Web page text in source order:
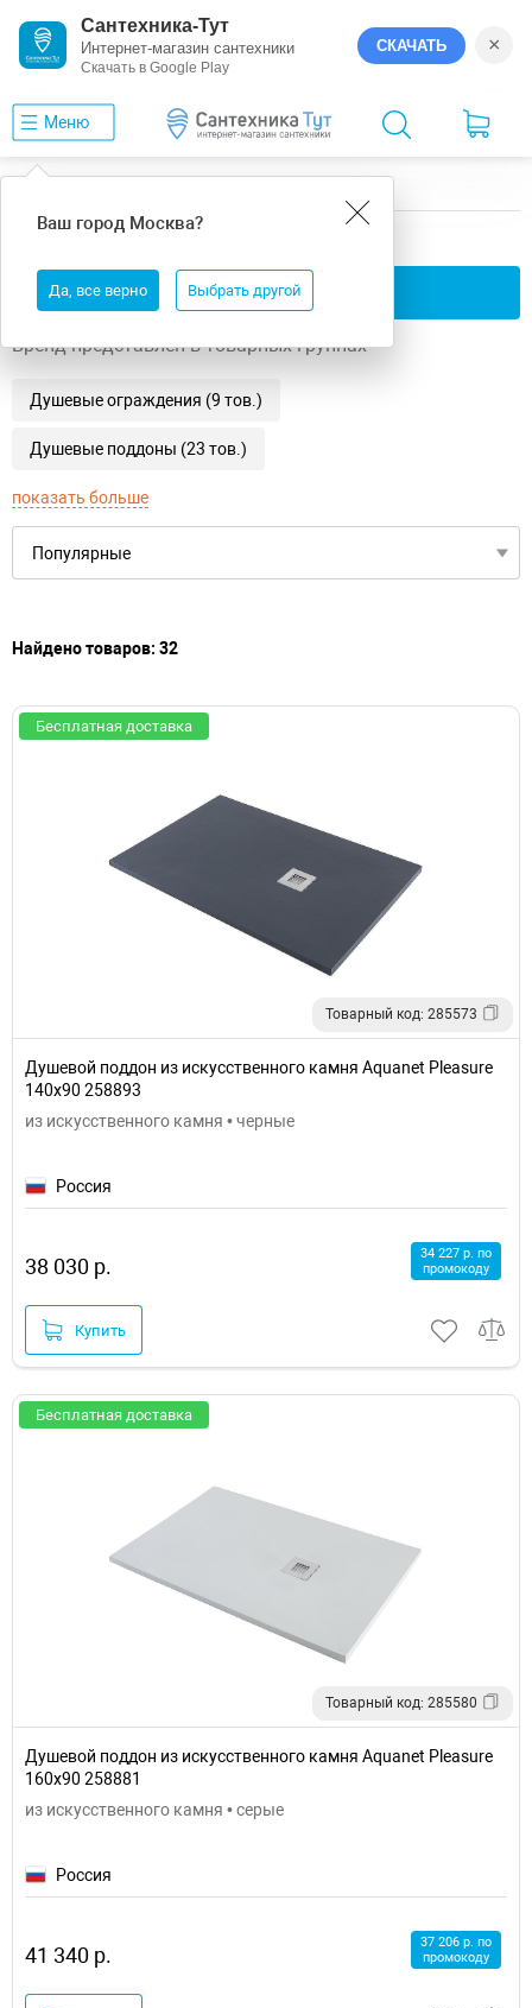
Сантехника-Тут
Интернет-магазин сантехники
Скачать в Google Play
СКАЧАТЬ ×
Меню
Ваш город Москва?
Да, все верно Выбрать другой
Aquanet Pleasure
Применить фильтры
Бренд представлен в товарных группах
Душевые ограждения (9 тов.)
Душевые поддоны (23 тов.)
показать больше
Найдено товаров: 32
Бесплатная доставка
Товарный код: 285573
Душевой поддон из искусственного камня Aquanet Pleasure
140x90 258893
из искусственного камня • черные
Россия
38 030 р.
34 227 р. по
промокоду
Купить
Бесплатная доставка
Товарный код: 285580
Душевой поддон из искусственного камня Aquanet Pleasure
160x90 258881
из искусственного камня • серые
Россия
41 340 р.
37 206 р. по
промокоду